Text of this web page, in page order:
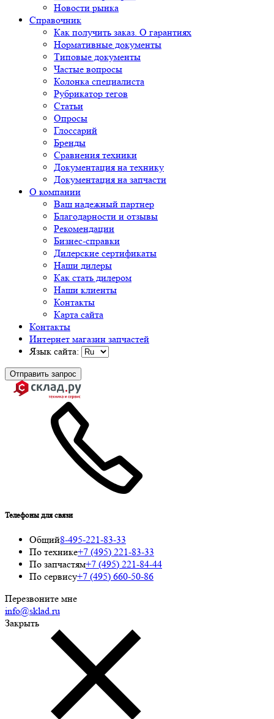
Новости рынка
Справочник
Как получить заказ. О гарантиях
Нормативные документы
Типовые документы
Частые вопросы
Колонка специалиста
Рубрикатор тегов
Статьи
Опросы
Глоссарий
Бренды
Сравнения техники
Документация на технику
Документация на запчасти
О компании
Ваш надежный партнер
Благодарности и отзывы
Рекомендации
Бизнес-справки
Дилерские сертификаты
Наши дилеры
Как стать дилером
Наши клиенты
Контакты
Карта сайта
Контакты
Интернет магазин запчастей
Язык сайта:
Отправить запрос
Телефоны для связи
Общий8-495-221-83-33
По технике+7 (495) 221-83-33
По запчастям+7 (495) 221-84-44
По сервису+7 (495) 660-50-86
Перезвоните мне
info@sklad.ru
Закрыть